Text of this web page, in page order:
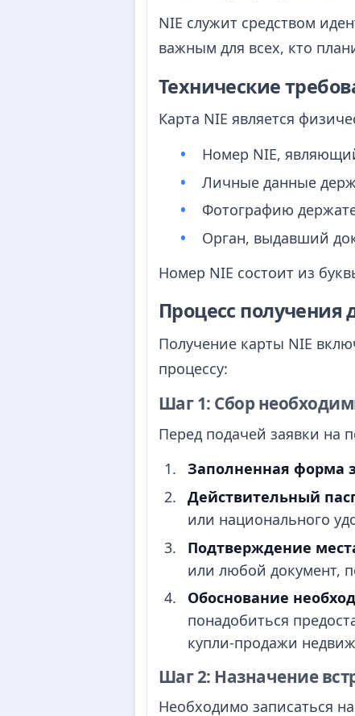
NIE служит средством
важным для всех, кто
Технические
Карта NIE является
Номер NIE,
Личные данные
Фотографию
Орган, выдавший
Номер NIE состоит из
Процесс получения
Получение карты NIE
процессу:
Шаг 1: Сбор
Перед подачей заявки на
Заполненная форма
Действительный
или национального
Подтверждение
или любой документ,
Обоснование
понадобиться
купли-продажи
Шаг 2: Назначение
Необходимо записаться